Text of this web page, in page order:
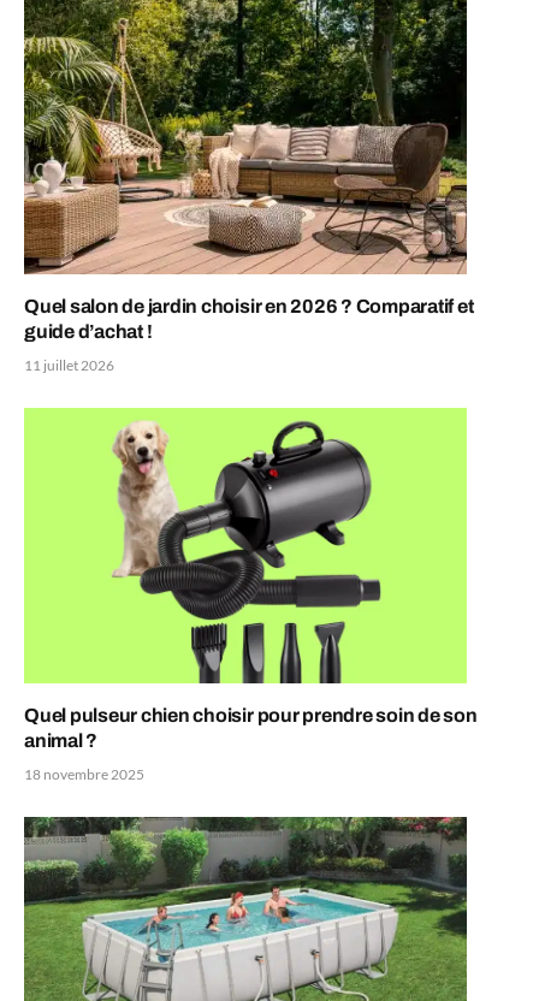
Quel salon de jardin choisir en 2026 ? Comparatif et
guide d’achat !
11 juillet 2026
Quel pulseur chien choisir pour prendre soin de son
animal ?
18 novembre 2025